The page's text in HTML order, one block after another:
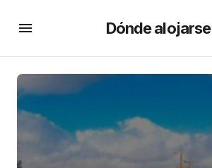
Dónde alojarse